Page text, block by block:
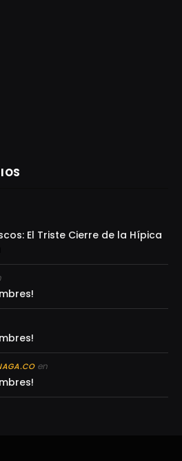
El Triste Cierre de la Hípica
en